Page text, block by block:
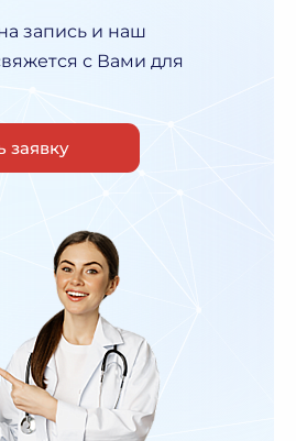
запись и наш
с Вами для
заявку